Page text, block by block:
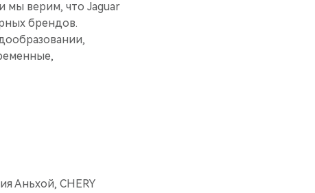
мы верим, что Jaguar
брендов.
Аньхой, CHERY